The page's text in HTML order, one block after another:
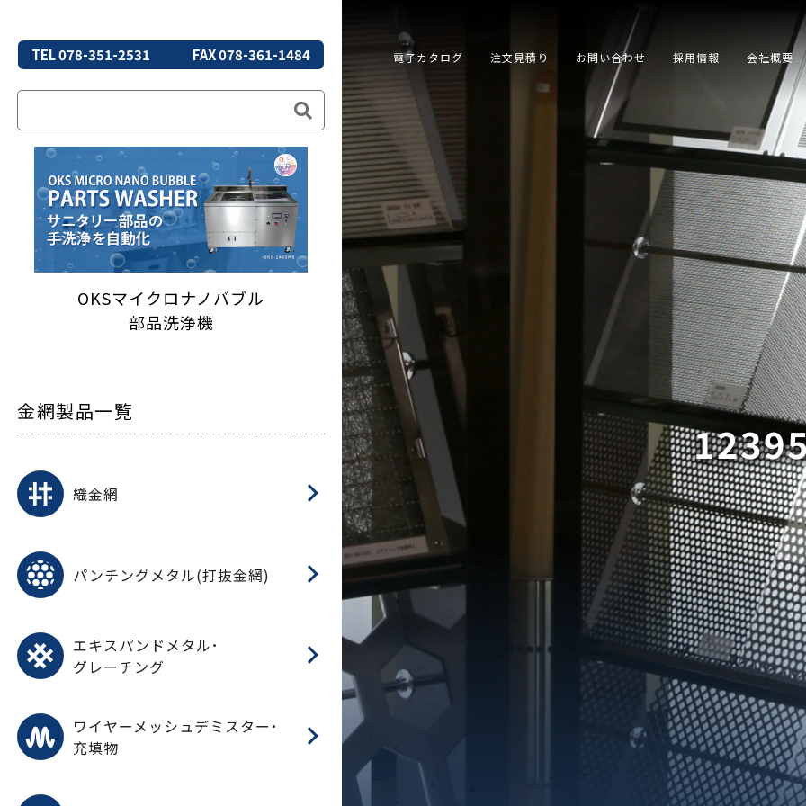
TEL 078-351-2531 FAX 078-361-1484
OKSマイクロナノバブル
部品洗浄機
金網製品一覧
織金網
平織金網
平織金網網目一覧表
綾織金網
綾織金網網目一覧表
特殊線材メッシュ網目一覧
マグネステン
マグネステン 金網網目一覧表
平畳織金網
綾畳織金網
クリンプ織金網
ロッククリンプ織金網
フラットトップ織金網
(滑面式金網)
トンキャップ織金網
(長目金網)
タイロッド織金網
振動篩用金網について
JIS試験用ふるい
ワイヤーネットコンベヤー
菱形金網
亀甲金網
装飾用織金網
ワイヤーゲージ（線番）
織金網加工品
パンチングメタル(打抜金網)
金型パターン
在庫リスト
造粒機及び粉砕機用
遠心分離機用
スーパーパンチング™
SUPER PUNCHING™
スーパーパンチング™
標準金型リスト
スーパーパンチング™
在庫リスト
ODSサニタリーストレーナー™
二相ステンレス鋼パンチング
メタル™
耐摩耗鋼板HARDOX®
エンボス・ディンプル加工
樹脂パンチング™
（プラスチックパンチング）
セレクト カラー・サイズ
樹脂パンチング™（PVC）
オーダーシート
CFRTP
（炭素繊維強化熱可塑性樹
脂）
パンチング™
大開孔率パンチング™
（X-OPEN AREA
PUNCHING）
C.G.P/コンピューター
グラフィックパンチング
開孔率自動計算(%)
重量自動計算(kg)
パンチングメタル加工品
エキスパンドメタル･
グレーチング
エキスパンドメタル
CFRTP EXメッシュ『CF
TON』
グレーチング
ワイヤーメッシュデミスター･
充填物
溶接金網
ファインメッシュ
ファインメッシュ加工品
電子カタログ 注文見積り お問い合わせ 採用情報 会社概要